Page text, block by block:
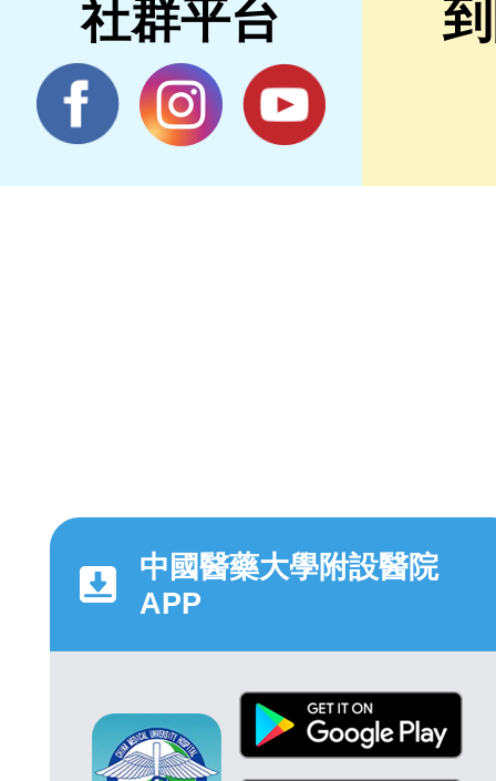
社群平台
中國醫藥大學附設醫院
APP